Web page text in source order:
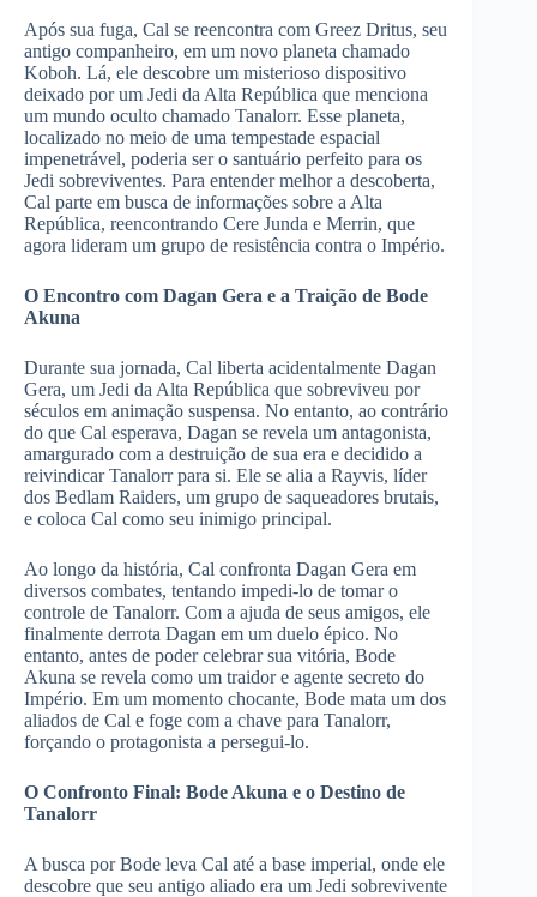
Após sua fuga, Cal se reencontra com Greez Dritus, seu
antigo companheiro, em um novo planeta chamado
Koboh. Lá, ele descobre um misterioso dispositivo
deixado por um Jedi da Alta República que menciona
um mundo oculto chamado Tanalorr. Esse planeta,
localizado no meio de uma tempestade espacial
impenetrável, poderia ser o santuário perfeito para os
Jedi sobreviventes. Para entender melhor a descoberta,
Cal parte em busca de informações sobre a Alta
República, reencontrando Cere Junda e Merrin, que
agora lideram um grupo de resistência contra o Império.
O Encontro com Dagan Gera e a Traição de Bode
Akuna
Durante sua jornada, Cal liberta acidentalmente Dagan
Gera, um Jedi da Alta República que sobreviveu por
séculos em animação suspensa. No entanto, ao contrário
do que Cal esperava, Dagan se revela um antagonista,
amargurado com a destruição de sua era e decidido a
reivindicar Tanalorr para si. Ele se alia a Rayvis, líder
dos Bedlam Raiders, um grupo de saqueadores brutais,
e coloca Cal como seu inimigo principal.
Ao longo da história, Cal confronta Dagan Gera em
diversos combates, tentando impedi-lo de tomar o
controle de Tanalorr. Com a ajuda de seus amigos, ele
finalmente derrota Dagan em um duelo épico. No
entanto, antes de poder celebrar sua vitória, Bode
Akuna se revela como um traidor e agente secreto do
Império. Em um momento chocante, Bode mata um dos
aliados de Cal e foge com a chave para Tanalorr,
forçando o protagonista a persegui-lo.
O Confronto Final: Bode Akuna e o Destino de
Tanalorr
A busca por Bode leva Cal até a base imperial, onde ele
descobre que seu antigo aliado era um Jedi sobrevivente